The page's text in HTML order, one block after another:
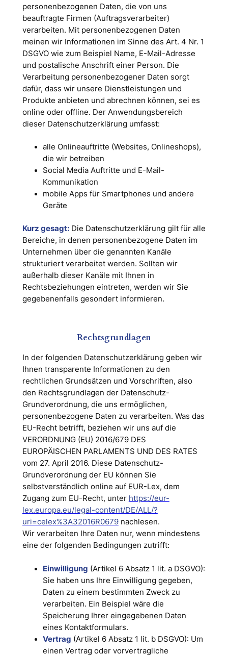
personenbezogenen Daten, die von uns
beauftragte Firmen (Auftragsverarbeiter)
verarbeiten. Mit personenbezogenen Daten
meinen wir Informationen im Sinne des Art. 4 Nr. 1
DSGVO wie zum Beispiel Name, E-Mail-Adresse
und postalische Anschrift einer Person. Die
Verarbeitung personenbezogener Daten sorgt
dafür, dass wir unsere Dienstleistungen und
Produkte anbieten und abrechnen können, sei es
online oder offline. Der Anwendungsbereich
dieser Datenschutzerklärung umfasst:
alle Onlineauftritte (Websites, Onlineshops),
die wir betreiben
Social Media Auftritte und E-Mail-
Kommunikation
mobile Apps für Smartphones und andere
Geräte
Kurz gesagt:Die Datenschutzerklärung gilt für alle
Bereiche, in denen personenbezogene Daten im
Unternehmen über die genannten Kanäle
strukturiert verarbeitet werden. Sollten wir
außerhalb dieser Kanäle mit Ihnen in
Rechtsbeziehungen eintreten, werden wir Sie
gegebenenfalls gesondert informieren.
Rechtsgrundlagen
In der folgenden Datenschutzerklärung geben wir
Ihnen transparente Informationen zu den
rechtlichen Grundsätzen und Vorschriften, also
den Rechtsgrundlagen der Datenschutz-
Grundverordnung, die uns ermöglichen,
personenbezogene Daten zu verarbeiten. Was das
EU-Recht betrifft, beziehen wir uns auf die
VERORDNUNG (EU) 2016/679 DES
EUROPÄISCHEN PARLAMENTS UND DES RATES
vom 27. April 2016. Diese Datenschutz-
Grundverordnung der EU können Sie
selbstverständlich online auf EUR-Lex, dem
Zugang zum EU-Recht, unter https://eur-
lex.europa.eu/legal-content/DE/ALL/?
uri=celex%3A32016R0679nachlesen.
Wir verarbeiten Ihre Daten nur, wenn mindestens
eine der folgenden Bedingungen zutrifft:
Einwilligung (Artikel 6 Absatz 1 lit. a DSGVO):
Sie haben uns Ihre Einwilligung gegeben,
Daten zu einem bestimmten Zweck zu
verarbeiten. Ein Beispiel wäre die
Speicherung Ihrer eingegebenen Daten
eines Kontaktformulars.
Vertrag (Artikel 6 Absatz 1 lit. b DSGVO): Um
einen Vertrag oder vorvertragliche